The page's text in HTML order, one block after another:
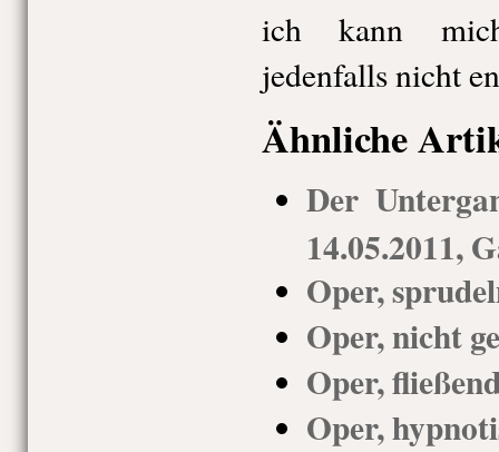
ich kann
jedenfalls nicht
Ähnliche
Der
14.05.2011,
Oper,
Oper, nicht
Oper,
Oper,